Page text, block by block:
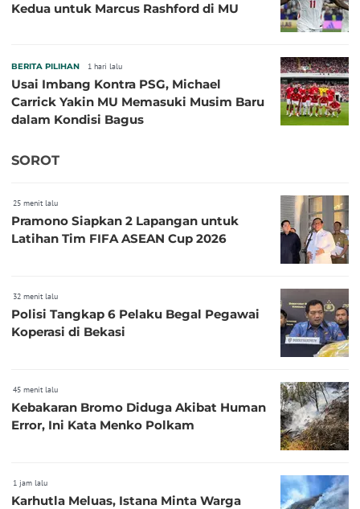
Kedua untuk Marcus Rashford di MU
BERITA PILIHAN 1 hari lalu
Usai Imbang Kontra PSG, Michael
Carrick Yakin MU Memasuki Musim Baru
dalam Kondisi Bagus
SOROT
25 menit lalu
Pramono Siapkan 2 Lapangan untuk
Latihan Tim FIFA ASEAN Cup 2026
32 menit lalu
Polisi Tangkap 6 Pelaku Begal Pegawai
Koperasi di Bekasi
45 menit lalu
Kebakaran Bromo Diduga Akibat Human
Error, Ini Kata Menko Polkam
1 jam lalu
Karhutla Meluas, Istana Minta Warga